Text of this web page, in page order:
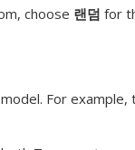
choose 랜덤 for
For